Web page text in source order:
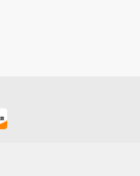
1613610500